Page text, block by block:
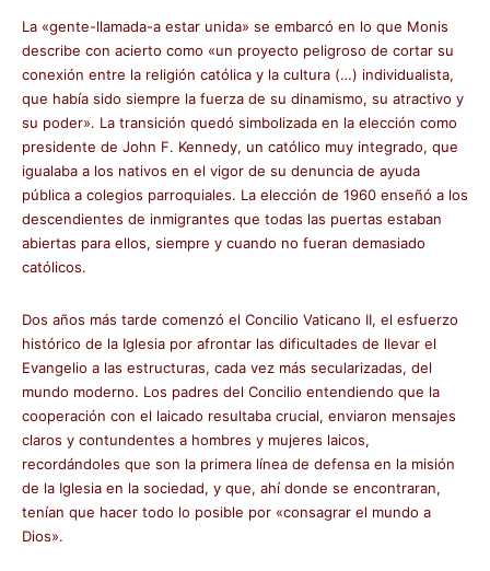
La «gente-llamada-a estar unida» se embarcó en lo que Monis
describe con acierto como «un proyecto peligroso de cortar su
conexión entre la religión católica y la cultura (…) individualista,
que había sido siempre la fuerza de su dinamismo, su atractivo y
su poder». La transición quedó simbolizada en la elección como
presidente de John F. Kennedy, un católico muy integrado, que
igualaba a los nativos en el vigor de su denuncia de ayuda
pública a colegios parroquiales. La elección de 1960 enseñó a los
descendientes de inmigrantes que todas las puertas estaban
abiertas para ellos, siempre y cuando no fueran demasiado
católicos.
Dos años más tarde comenzó el Concilio Vaticano II, el esfuerzo
histórico de la Iglesia por afrontar las dificultades de llevar el
Evangelio a las estructuras, cada vez más secularizadas, del
mundo moderno. Los padres del Concilio entendiendo que la
cooperación con el laicado resultaba crucial, enviaron mensajes
claros y contundentes a hombres y mujeres laicos,
recordándoles que son la primera línea de defensa en la misión
de la Iglesia en la sociedad, y que, ahí donde se encontraran,
tenían que hacer todo lo posible por «consagrar el mundo a
Dios».